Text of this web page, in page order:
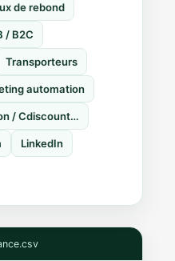
de rebond
/ B2C
Transporteurs
automation
/ Cdiscount…
LinkedIn